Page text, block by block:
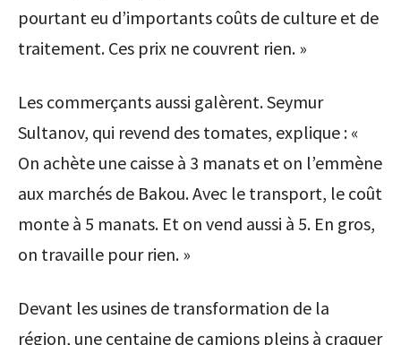
pourtant eu d’importants coûts de culture et de
traitement. Ces prix ne couvrent rien. »
Les commerçants aussi galèrent. Seymur
Sultanov, qui revend des tomates, explique : «
On achète une caisse à 3 manats et on l’emmène
aux marchés de Bakou. Avec le transport, le coût
monte à 5 manats. Et on vend aussi à 5. En gros,
on travaille pour rien. »
Devant les usines de transformation de la
région, une centaine de camions pleins à craquer